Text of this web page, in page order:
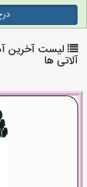
لیست آخرین
آلاتی ها